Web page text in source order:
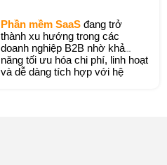
Phần mềm SaaS đang trở
thành xu hướng trong các
doanh nghiệp B2B nhờ khả
năng tối ưu hóa chi phí, linh hoạt
và dễ dàng tích hợp với hệ